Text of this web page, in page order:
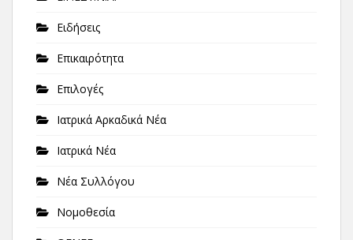
Ειδήσεις
Επικαιρότητα
Επιλογές
Ιατρικά Αρκαδικά Νέα
Ιατρικά Νέα
Νέα Συλλόγου
Νομοθεσία